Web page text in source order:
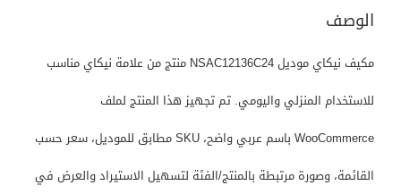
الوصف
مكيف نيكاي موديل NSAC12136C24 منتج من علامة نيكاي مناسب
للاستخدام المنزلي واليومي. تم تجهيز هذا المنتج لملف
WooCommerce باسم عربي واضح، SKU مطابق للموديل، سعر حسب
القائمة، وصورة مرتبطة بالمنتج/الفئة لتسهيل الاستيراد والعرض في